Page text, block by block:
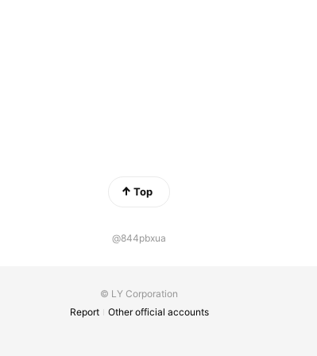
Top
@844pbxua
© LY Corporation
Report
Other official accounts